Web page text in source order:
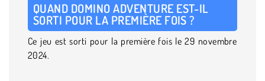
QUAND DOMINO ADVENTURE EST-IL
SORTI POUR LA PREMIÈRE FOIS ?
Ce jeu est sorti pour la première fois le 29 novembre
2024.